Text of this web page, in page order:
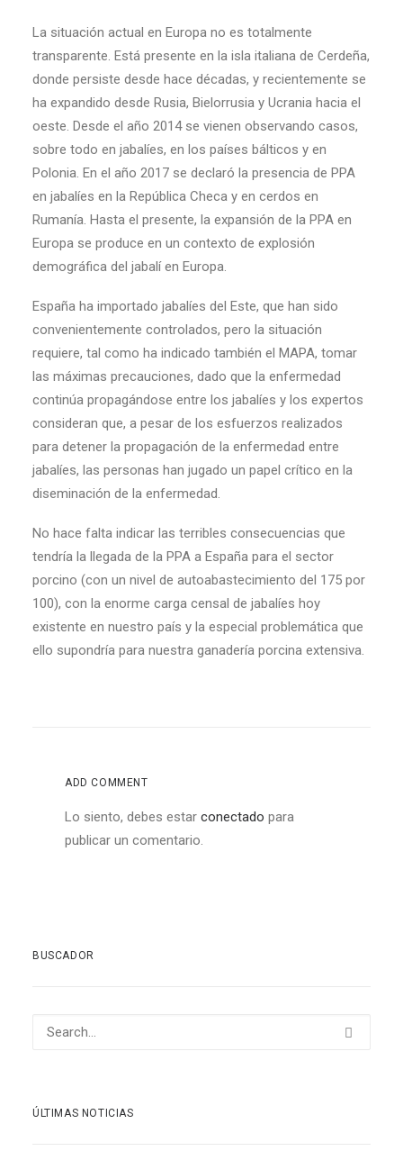
La situación actual en Europa no es totalmente
transparente. Está presente en la isla italiana de Cerdeña,
donde persiste desde hace décadas, y recientemente se
ha expandido desde Rusia, Bielorrusia y Ucrania hacia el
oeste. Desde el año 2014 se vienen observando casos,
sobre todo en jabalíes, en los países bálticos y en
Polonia. En el año 2017 se declaró la presencia de PPA
en jabalíes en la República Checa y en cerdos en
Rumanía. Hasta el presente, la expansión de la PPA en
Europa se produce en un contexto de explosión
demográfica del jabalí en Europa.
España ha importado jabalíes del Este, que han sido
convenientemente controlados, pero la situación
requiere, tal como ha indicado también el MAPA, tomar
las máximas precauciones, dado que la enfermedad
continúa propagándose entre los jabalíes y los expertos
consideran que, a pesar de los esfuerzos realizados
para detener la propagación de la enfermedad entre
jabalíes, las personas han jugado un papel crítico en la
diseminación de la enfermedad.
No hace falta indicar las terribles consecuencias que
tendría la llegada de la PPA a España para el sector
porcino (con un nivel de autoabastecimiento del 175 por
100), con la enorme carga censal de jabalíes hoy
existente en nuestro país y la especial problemática que
ello supondría para nuestra ganadería porcina extensiva.
ADD COMMENT
Lo siento, debes estar conectado para
publicar un comentario.
BUSCADOR
ÚLTIMAS NOTICIAS